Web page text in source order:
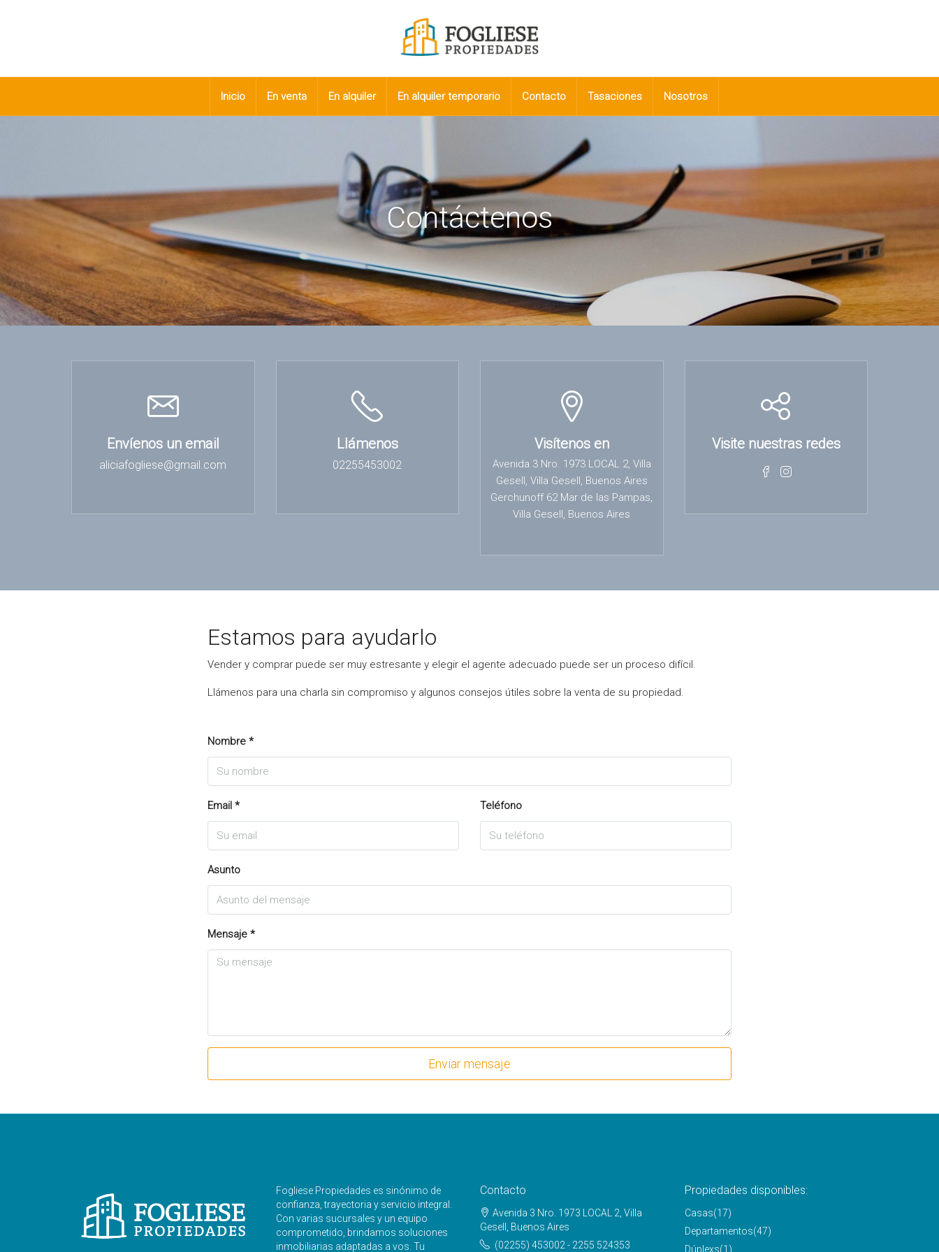
Inicio En venta En alquiler En alquiler temporario Contacto Tasaciones Nosotros
Contáctenos
Envíenos un email
aliciafogliese@gmail.com
Llámenos
02255453002
Visítenos en
Avenida 3 Nro. 1973 LOCAL 2, Villa
Gesell, Villa Gesell, Buenos Aires
Gerchunoff 62 Mar de las Pampas,
Villa Gesell, Buenos Aires
Visite nuestras redes
Estamos para ayudarlo
Vender y comprar puede ser muy estresante y elegir el agente adecuado puede ser un proceso difícil.
Llámenos para una charla sin compromiso y algunos consejos útiles sobre la venta de su propiedad.
Nombre *
Email * Teléfono
Asunto
Mensaje *
Enviar mensaje
Fogliese Propiedades es sinónimo de
confianza, trayectoria y servicio integral.
Con varias sucursales y un equipo
comprometido, brindamos soluciones
inmobiliarias adaptadas a vos. Tu
Contacto
Avenida 3 Nro. 1973 LOCAL 2, Villa
Gesell, Buenos Aires
(02255) 453002 - 2255 524353
Propiedades disponibles:
Casas(17)
Departamentos(47)
Dúplexs(1)